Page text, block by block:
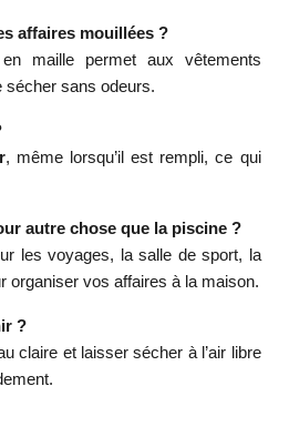
affaires mouillées ?
maille permet aux vêtements
sécher sans odeurs.
, même lorsqu’il est rempli, ce qui
autre chose que la piscine ?
les voyages, la salle de sport, la
organiser vos affaires à la maison.
?
claire et laisser sécher à l’air libre